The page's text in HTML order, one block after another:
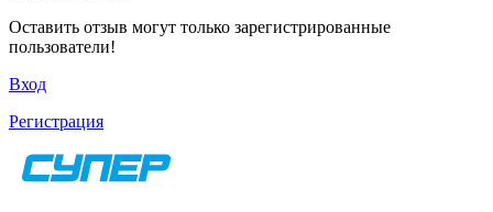
Оставить отзыв могут только зарегистрированные
пользователи!
Вход
Регистрация